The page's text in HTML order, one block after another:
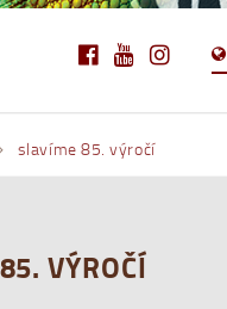
slavíme 85. výročí
VÝROČÍ